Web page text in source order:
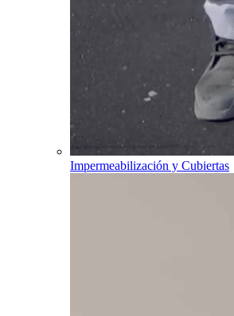
Impermeabilización y Cubiertas